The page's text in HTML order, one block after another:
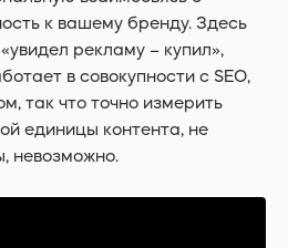
к вашему бренду. Здесь
рекламу – купил»,
в совокупности с SEO,
так что точно измерить
единицы контента, не
невозможно.